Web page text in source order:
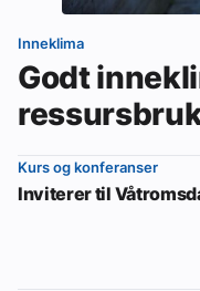
Inneklima
Godt
Kurs og konferanser
Inviterer til